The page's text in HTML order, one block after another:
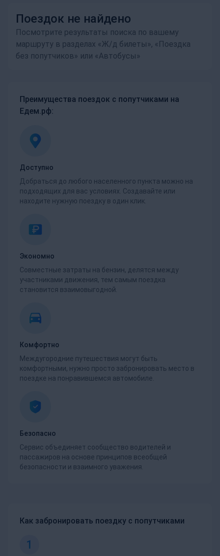
Поездок не найдено
Посмотрите результаты поиска по вашему
маршруту в разделах «Ж/д билеты», «Поездка
без попутчиков» или «Автобусы»
Преимущества поездок с попутчиками на
Едем.рф:
Доступно
Добраться до любого населенного пункта можно на
подходящих для вас условиях. Создавайте или
находите нужную поездку в один клик.
Экономно
Совместные затраты на бензин, делятся между
участниками движения, тем самым поездка
становится взаимовыгодной.
Комфортно
Междугородние путешествия могут быть
комфортными, нужно просто забронировать место в
поездке на понравившемся автомобиле.
Безопасно
Сервис объединяет сообщество водителей и
пассажиров на основе принципов всеобщей
безопасности и взаимного уважения.
Как забронировать поездку с попутчиками
1